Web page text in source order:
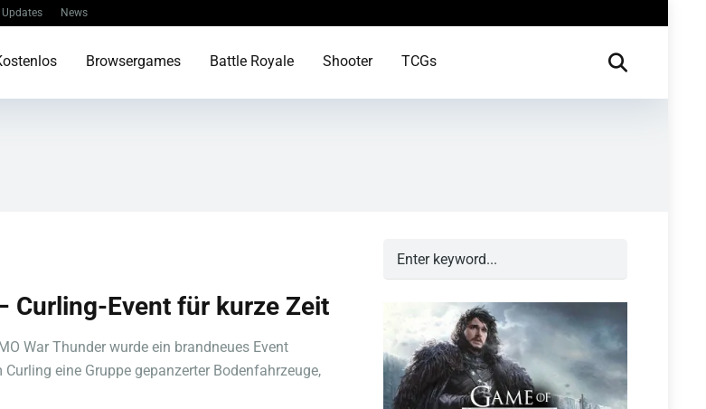
Updates News
Browsergames Battle Royale Shooter TCGs
Curling-Event für kurze Zeit
War Thunder wurde ein brandneues Event
eine Gruppe gepanzerter Bodenfahrzeuge,